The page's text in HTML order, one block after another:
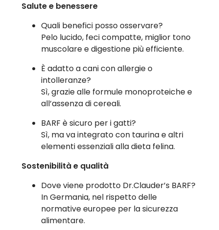
Salute e benessere
Quali benefici posso osservare?
Pelo lucido, feci compatte, miglior tono
muscolare e digestione più efficiente.
È adatto a cani con allergie o
intolleranze?
Sì, grazie alle formule monoproteiche e
all’assenza di cereali.
BARF è sicuro per i gatti?
Sì, ma va integrato con taurina e altri
elementi essenziali alla dieta felina.
Sostenibilità e qualità
Dove viene prodotto Dr.Clauder’s BARF?
In Germania, nel rispetto delle
normative europee per la sicurezza
alimentare.